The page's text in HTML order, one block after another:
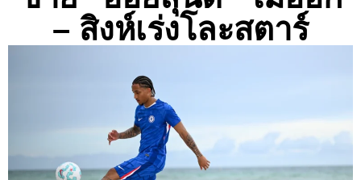
– สิงห์เร่งโละสตาร์